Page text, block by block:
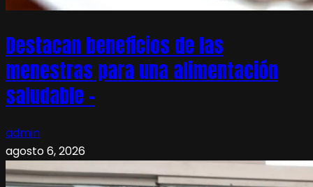
Destacan beneficios de las
menestras para una alimentación
saludable –
admin
agosto 6, 2026